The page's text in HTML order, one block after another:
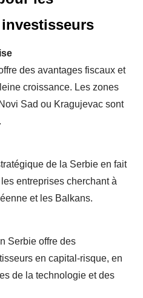
des avantages fiscaux et
croissance. Les zones
Sad ou Kragujevac sont
de la Serbie en fait
entreprises cherchant à
et les Balkans.
Serbie offre des
en capital-risque, en
de la technologie et des